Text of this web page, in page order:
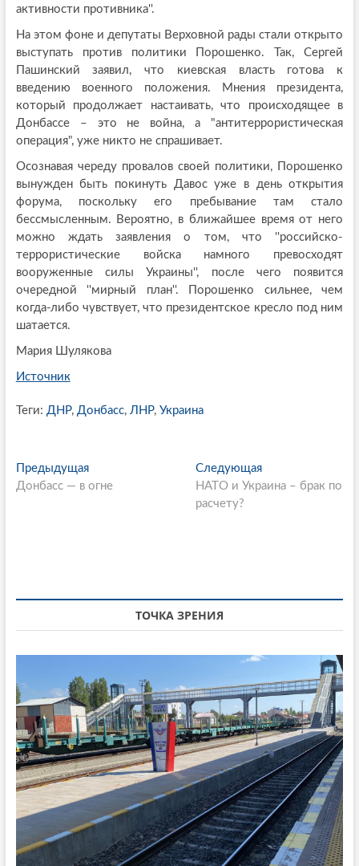
активности противника''.
На этом фоне и депутаты Верховной рады стали открыто
выступать против политики Порошенко. Так, Сергей
Пашинский заявил, что киевская власть готова к
введению военного положения. Мнения президента,
который продолжает настаивать, что происходящее в
Донбассе – это не война, а "антитеррористическая
операция", уже никто не спрашивает.
Осознавая череду провалов своей политики, Порошенко
вынужден быть покинуть Давос уже в день открытия
форума, поскольку его пребывание там стало
бессмысленным. Вероятно, в ближайшее время от него
можно ждать заявления о том, что ''российско-
террористические войска намного превосходят
вооруженные силы Украины'', после чего появится
очередной ''мирный план''. Порошенко сильнее, чем
когда-либо чувствует, что президентское кресло под ним
шатается.
Мария Шулякова
Источник
Теги: ДНР, Донбасс, ЛНР, Украина
P
o
a
v
i
g
a
t
i
o
n
ПредыдущаяП
р
я
а
т
ь
я
:
Донбасс — в огне
Следующая
л
с
т
ь
я
:
НАТО и Украина – брак по
расчету?
ТОЧКА ЗРЕНИЯ